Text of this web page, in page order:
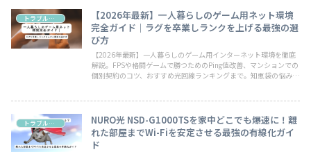
トラブル・お悩み
【2026年最新】一人暮らしのゲーム用ネット環境
完全ガイド｜ラグを卒業しランクを上げる最強の選
び方
【2026年最新】一人暮らしのゲーム用インターネット環境を徹底
解説。FPSや格闘ゲームで勝つためのPing値改善、マンションでの
個別契約のコツ、おすすめ光回線ランキングまで。知恵袋の悩みや
トラブル・お悩み
NURO光 NSD-G1000TSを家中どこでも爆速に！離
れた部屋までWi-Fiを安定させる最強の有線化ガイ
ド